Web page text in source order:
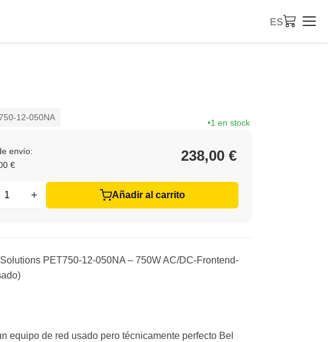
ES
12-050NA
1 en stock
envío:
€
238,00 €
+ Añadir al carrito
PET750-12-050NA – 750W AC/DC-Frontend-
equipo de red usado pero técnicamente perfecto Bel